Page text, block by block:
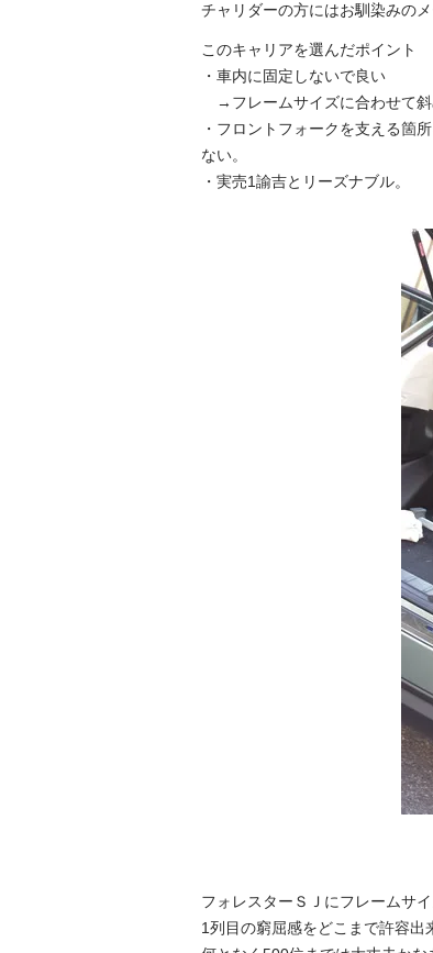
チャリダーの方にはお馴染みのメ
このキャリアを選んだポイント
・車内に固定しないで良い
→フレームサイズに合わせて斜
・フロントフォークを支える箇
ない。
・実売1諭吉とリーズナブル。
フォレスターＳＪにフレームサ
1列目の窮屈感をどこまで許容出